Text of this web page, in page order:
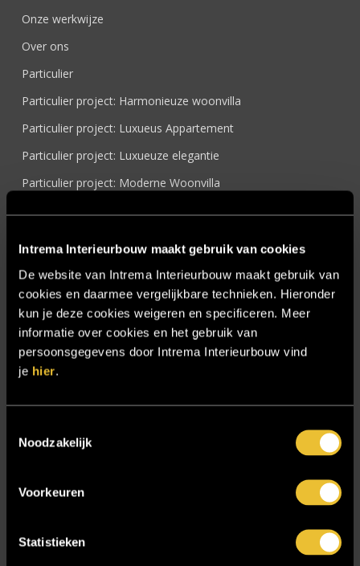
Intrema Interieurbouw maakt gebruik van cookies
De website van Intrema Interieurbouw maakt gebruik van
cookies en daarmee vergelijkbare technieken. Hieronder
kun je deze cookies weigeren en specificeren. Meer
informatie over cookies en het gebruik van
persoonsgegevens door Intrema Interieurbouw vind
je hier.
Noodzakelijk
Voorkeuren
Statistieken
Onze werkwijze
Over ons
Particulier
Particulier project: Harmonieuze woonvilla
Particulier project: Luxueus Appartement
Particulier project: Luxueuze elegantie
Particulier project: Moderne Woonvilla
Referenties
Samenwerken
Sensire
Showroom
SIDN
Vacatures